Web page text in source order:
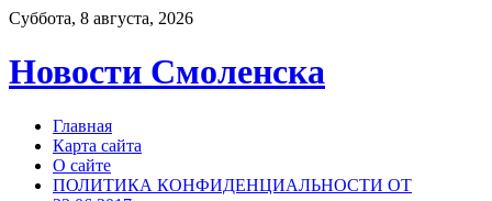
Суббота, 8 августа, 2026
Новости Смоленска
Главная
Карта сайта
О сайте
ПОЛИТИКА КОНФИДЕНЦИАЛЬНОСТИ ОТ